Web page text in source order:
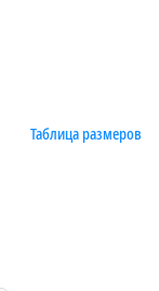
Таблица размеров